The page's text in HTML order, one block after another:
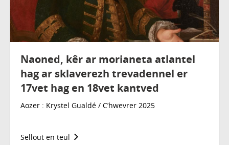
Naoned, kêr ar morianeta atlantel
hag ar sklaverezh trevadennel er
17vet hag en 18vet kantved
Aozer : Krystel Gualdé / C’hwevrer 2025
Sellout en teul